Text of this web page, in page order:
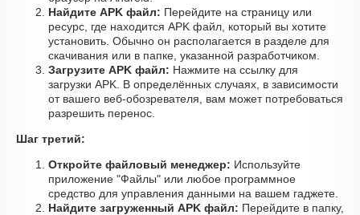
Найдите APK файл: Перейдите на страницу или
ресурс, где находится APK файл, который вы хотите
установить. Обычно он располагается в разделе для
скачивания или в папке, указанной разработчиком.
Загрузите APK файл: Нажмите на ссылку для
загрузки APK. В определённых случаях, в зависимости
от вашего веб-обозревателя, вам может потребоваться
разрешить перенос.
Шаг третий:
Откройте файловый менеджер: Используйте
приложение "Файлы" или любое программное
средство для управления данными на вашем гаджете.
Найдите загруженный APK файл: Перейдите в папку,